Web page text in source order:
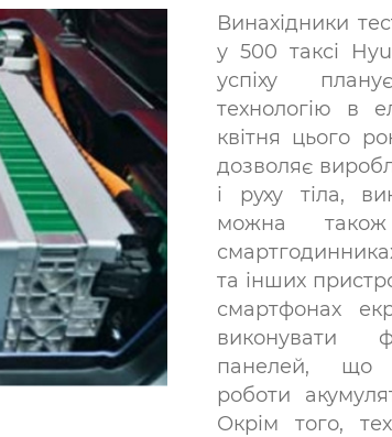
Винахідники
у 500 таксі
успіху
технологію в
квітня цього
дозволяє
і руху тіла,
можна
та інших
смартфонах
виконувати
панелей, що
роботи
Окрім того,